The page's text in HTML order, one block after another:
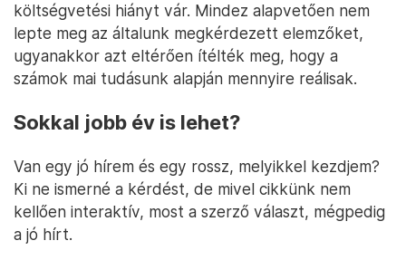
költségvetési hiányt vár. Mindez alapvetően nem
lepte meg az általunk megkérdezett elemzőket,
ugyanakkor azt eltérően ítélték meg, hogy a
számok mai tudásunk alapján mennyire reálisak.
Sokkal jobb év is lehet?
Van egy jó hírem és egy rossz, melyikkel kezdjem?
Ki ne ismerné a kérdést, de mivel cikkünk nem
kellően interaktív, most a szerző választ, mégpedig
a jó hírt.